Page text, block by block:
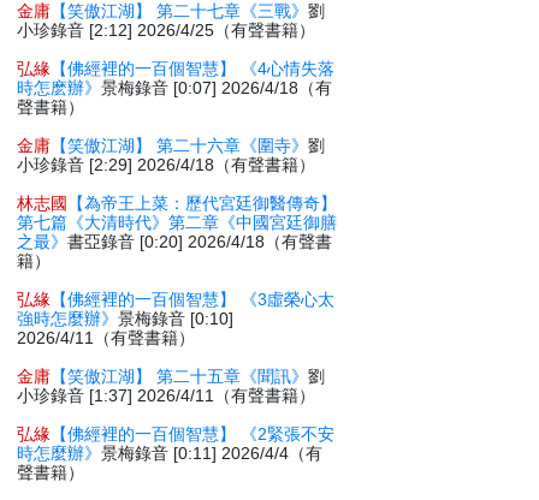
金庸 【笑傲江湖】 第二十七章《三戰》劉
小珍錄音 [2:12] 2026/4/25（有聲書籍）
弘緣 【佛經裡的一百個智慧】 《4心情失落
時怎麽辦》景梅錄音 [0:07] 2026/4/18（有
聲書籍）
金庸 【笑傲江湖】 第二十六章《圍寺》劉
小珍錄音 [2:29] 2026/4/18（有聲書籍）
林志國
【為帝王上菜：歷代宮廷御醫傳奇】
第七篇《大清時代》第二章《中國宮廷御膳
之最》書亞錄音 [0:20] 2026/4/18（有聲書
籍）
弘緣 【佛經裡的一百個智慧】 《3虛榮心太
強時怎麼辦》景梅錄音 [0:10]
2026/4/11（有聲書籍）
金庸 【笑傲江湖】 第二十五章《聞訊》劉
小珍錄音 [1:37] 2026/4/11（有聲書籍）
弘緣 【佛經裡的一百個智慧】 《2緊張不安
時怎麼辦》景梅錄音 [0:11] 2026/4/4（有
聲書籍）